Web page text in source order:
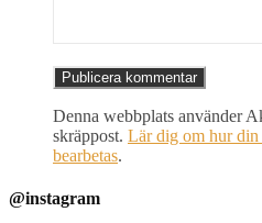
Denna webbplats använder
skräppost. Lär dig om hur din
bearbetas.
@instagram